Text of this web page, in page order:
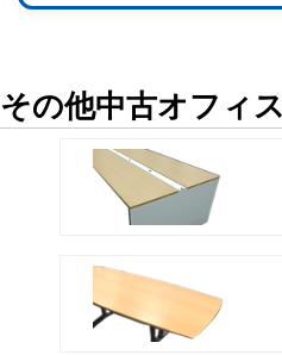
その他中古オフィ